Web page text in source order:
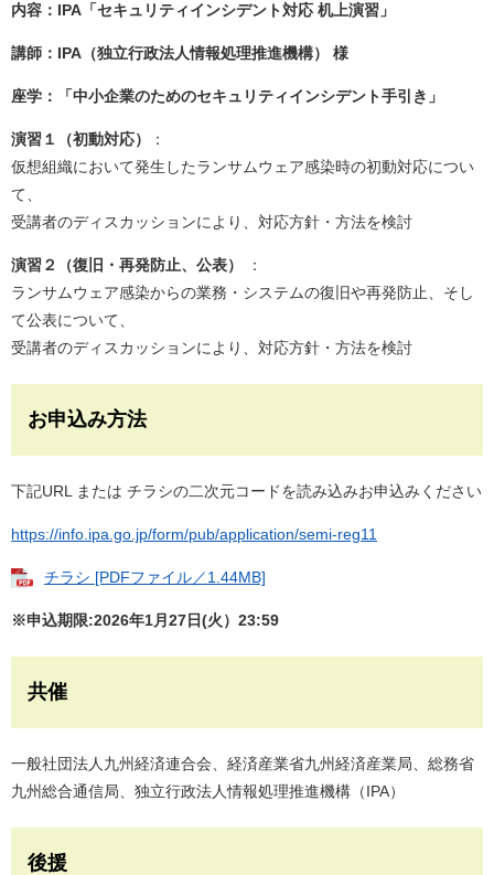
内容：IPA「セキュリティインシデント対応 机上演習」
講師：IPA（独立行政法人情報処理推進機構） 様
座学：「中小企業のためのセキュリティインシデント手引き」
演習１（初動対応）
：
仮想組織において発生したランサムウェア感染時の初動対応につい
て、
受講者のディスカッションにより、対応方針・方法を検討
演習２（復旧・再発防止、公表）
：
ランサムウェア感染からの業務・システムの復旧や再発防止、そし
て公表について、
受講者のディスカッションにより、対応方針・方法を検討
お申込み方法
下記URL または チラシの二次元コードを読み込みお申込みください
https://info.ipa.go.jp/form/pub/application/semi-reg11
チラシ [PDFファイル／1.44MB]
※申込期限:2026年1月27日(火）23:59
共催
一般社団法人九州経済連合会、経済産業省九州経済産業局、総務省
九州総合通信局、独立行政法人情報処理推進機構（IPA）
後援